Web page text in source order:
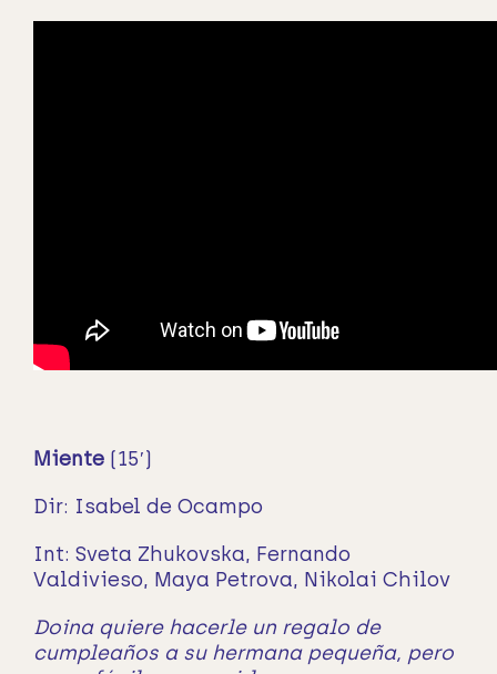
Miente (15′)
Dir: Isabel de Ocampo
Int: Sveta Zhukovska, Fernando
Valdivieso, Maya Petrova, Nikolai Chilov
Doina quiere hacerle un regalo de
cumpleaños a su hermana pequeña, pero